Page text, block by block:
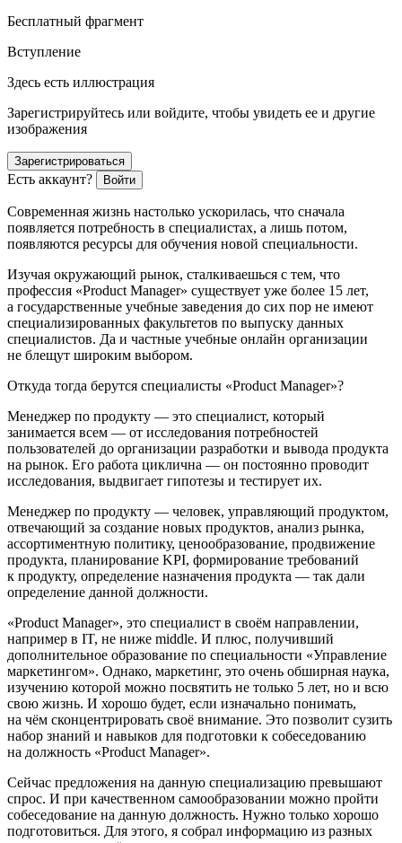
Бесплатный фрагмент
Вступление
Здесь есть иллюстрация
Зарегистрируйтесь или войдите, чтобы увидеть ее и другие
изображения
Зарегистрироваться
Есть аккаунт? Войти
Современная жизнь настолько ускорилась, что сначала
появляется потребность в специалистах, а лишь потом,
появляются ресурсы для обучения новой специальности.
Изучая окружающий рынок, сталкиваешься с тем, что
профессия «Product Manager» существует уже более 15 лет,
а государственные учебные заведения до сих пор не имеют
специализированных факультетов по выпуску данных
специалистов. Да и частные учебные онлайн организации
не блещут широким выбором.
Откуда тогда берутся специалисты «Product Manager»?
Менеджер по продукту — это специалист, который
занимается всем — от исследования потребностей
пользователей до организации разработки и вывода продукта
на рынок. Его работа циклична — он постоянно проводит
исследования, выдвигает гипотезы и тестирует их.
Менеджер по продукту — человек, управляющий продуктом,
отвечающий за создание новых продуктов, анализ рынка,
ассортиментную политику, ценообразование, продвижение
продукта, планирование KPI, формирование требований
к продукту, определение назначения продукта — так дали
определение данной должности.
«Product Manager», это специалист в своём направлении,
например в IT, не ниже middle. И плюс, получивший
дополнительное образование по специальности «Управление
маркетингом». Однако, маркетинг, это очень обширная наука,
изучению которой можно посвятить не только 5 лет, но и всю
свою жизнь. И хорошо будет, если изначально понимать,
на чём сконцентрировать своё внимание. Это позволит сузить
набор знаний и навыков для подготовки к собеседованию
на должность «Product Manager».
Сейчас предложения на данную специализацию превышают
спрос. И при качественном самообразовании можно пройти
собеседование на данную должность. Нужно только хорошо
подготовиться. Для этого, я собрал информацию из разных